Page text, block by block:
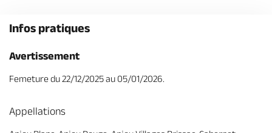
Infos pratiques
Avertissement
Femeture du 22/12/2025 au 05/01/2026.
Appellations